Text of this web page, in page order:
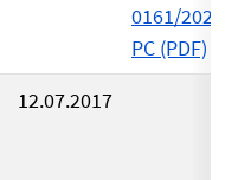
0161/
PC (PDF)
12.07.2017